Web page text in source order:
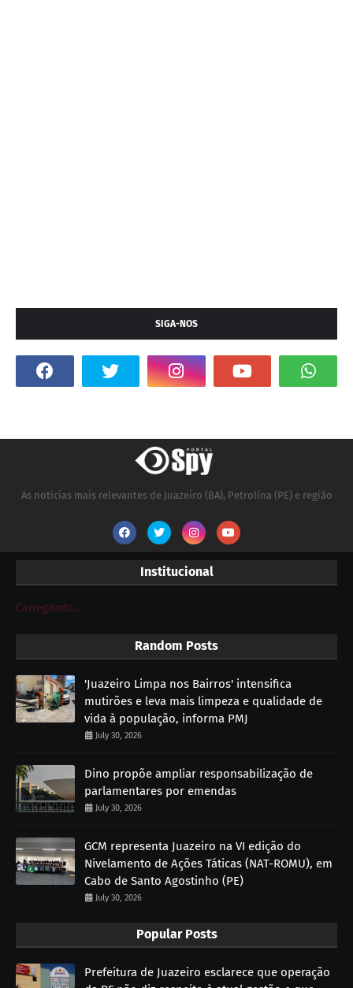
SIGA-NOS
As notícias mais relevantes de Juazeiro (BA), Petrolina (PE) e região
Institucional
Carregando...
Random Posts
'Juazeiro Limpa nos Bairros' intensifica
mutirões e leva mais limpeza e qualidade de
vida à população, informa PMJ
July 30, 2026
Dino propõe ampliar responsabilização de
parlamentares por emendas
July 30, 2026
GCM representa Juazeiro na VI edição do
Nivelamento de Ações Táticas (NAT-ROMU), em
Cabo de Santo Agostinho (PE)
July 30, 2026
Popular Posts
Prefeitura de Juazeiro esclarece que operação